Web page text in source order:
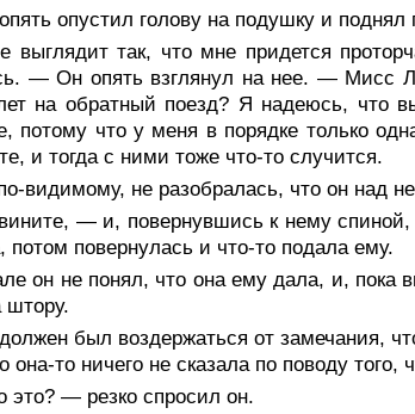
опустил голову на подушку и поднял
выглядит так, что мне придется
— Он опять взглянул на нее. — Мисс
на обратный поезд? Я надеюсь, что
потому что у меня в порядке только
и тогда с ними тоже что-то случится.
видимому, не разобралась, что он над
— и, повернувшись к нему спиной,
потом повернулась и что-то подала ему.
он не понял, что она ему дала, и, пока
штору.
был воздержаться от замечания,
она-то ничего не сказала по поводу
это? — резко спросил он.